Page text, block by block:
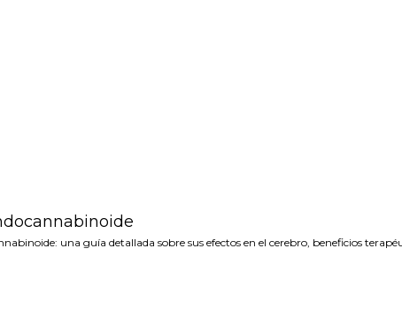
una guía detallada sobre sus efectos en el cerebro, beneficios